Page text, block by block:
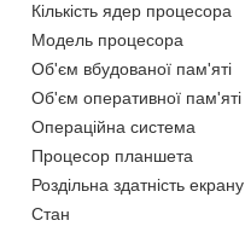
Кількість ядер процесора
Модель процесора
Об'єм вбудованої пам'яті
Об'єм оперативної пам'яті
Операційна система
Процесор планшета
Роздільна здатність екрану
Стан